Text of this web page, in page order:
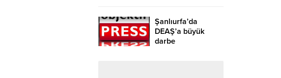
Şanlıurfa’da
DEAŞ’a büyük
darbe